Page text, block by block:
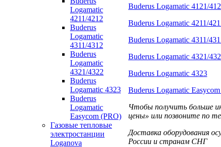
Logamatic
4211/4212
Buderus
Logamatic
4311/4312
Buderus
Logamatic
4321/4322
Buderus
Logamatic 4323
Buderus
Logamatic
Easycom (PRO)
Газовые тепловые
электростанции
Loganova
Buderus Logamatic 4121/
Buderus Logamatic 4211/
Buderus Logamatic 4311/
Buderus Logamatic 4321/
Buderus Logamatic 4323
Buderus Logamatic
Чтобы получить больше
цены» или позвоните по
Доставка оборудования
России и странам СНГ